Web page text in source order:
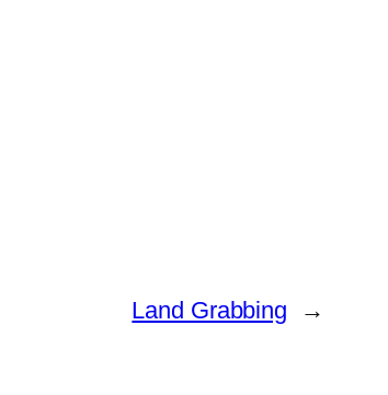
Land Grabbing →